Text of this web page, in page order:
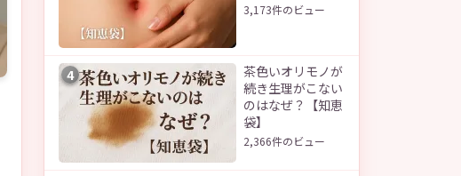
3,173件のビュー
4
茶色いオリモノが
続き生理がこない
のはなぜ？【知恵
袋】
2,366件のビュー